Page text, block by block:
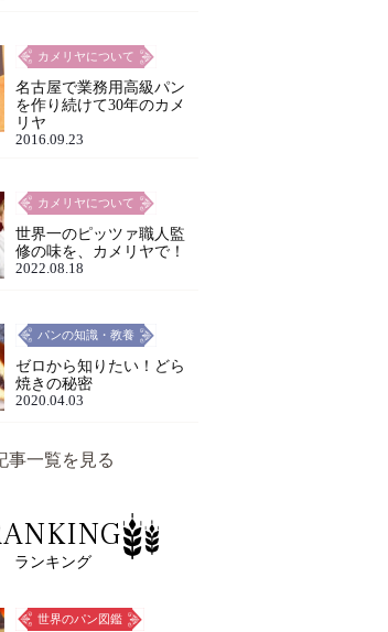
カメリヤについて
名古屋で業務用高級パン
を作り続けて30年のカメ
リヤ
2016.09.23
カメリヤについて
世界一のピッツァ職人監
修の味を、カメリヤで！
2022.08.18
パンの知識・教養
ゼロから知りたい！どら
焼きの秘密
2020.04.03
事一覧を見る
ランキング
世界のパン図鑑